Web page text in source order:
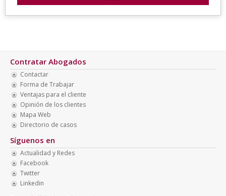
Contratar Abogados
Contactar
Forma de Trabajar
Ventajas para el cliente
Opinión de los clientes
Mapa Web
Directorio de casos
Síguenos en
Actualidad y Redes
Facebook
Twitter
Linkedin